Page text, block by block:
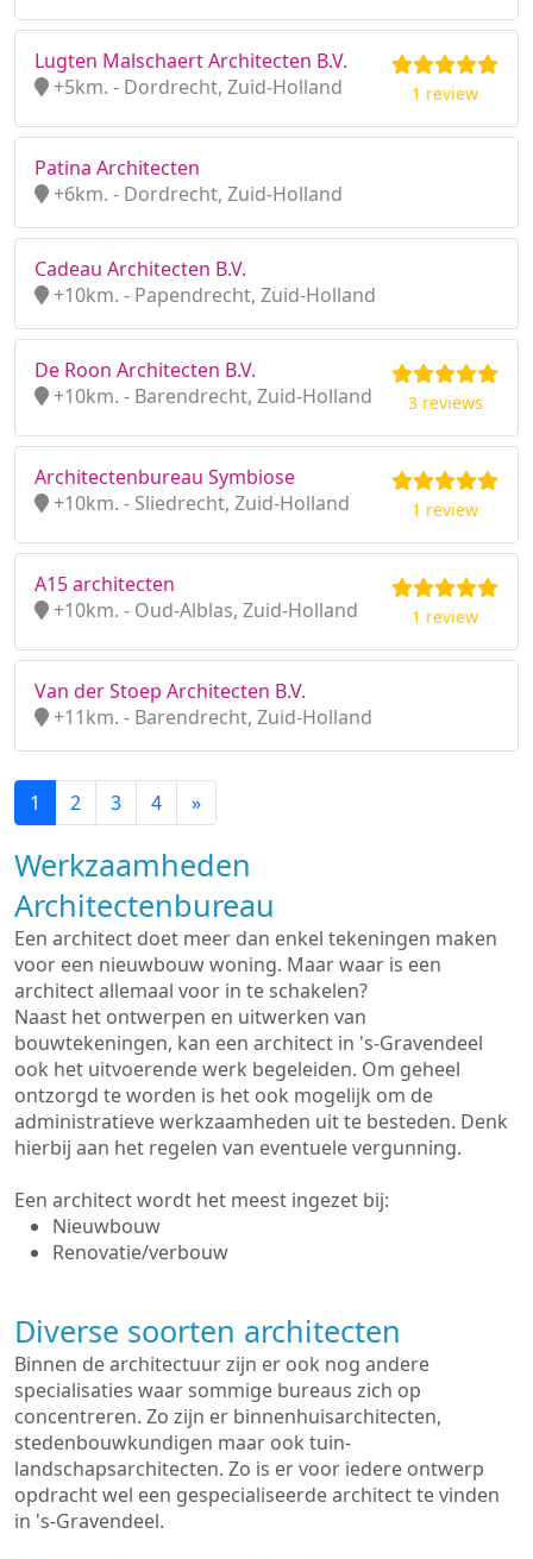
Lugten Malschaert Architecten B.V.
+5km. - Dordrecht, Zuid-Holland
1 review
Patina Architecten
+6km. - Dordrecht, Zuid-Holland
Cadeau Architecten B.V.
+10km. - Papendrecht, Zuid-Holland
De Roon Architecten B.V.
+10km. - Barendrecht, Zuid-Holland
3 reviews
Architectenbureau Symbiose
+10km. - Sliedrecht, Zuid-Holland
1 review
A15 architecten
+10km. - Oud-Alblas, Zuid-Holland
1 review
Van der Stoep Architecten B.V.
+11km. - Barendrecht, Zuid-Holland
1 2 3 4 »
Werkzaamheden
Architectenbureau
Een architect doet meer dan enkel tekeningen maken
voor een nieuwbouw woning. Maar waar is een
architect allemaal voor in te schakelen?
Naast het ontwerpen en uitwerken van
bouwtekeningen, kan een architect in 's-Gravendeel
ook het uitvoerende werk begeleiden. Om geheel
ontzorgd te worden is het ook mogelijk om de
administratieve werkzaamheden uit te besteden. Denk
hierbij aan het regelen van eventuele vergunning.
Een architect wordt het meest ingezet bij:
Nieuwbouw
Renovatie/verbouw
Diverse soorten architecten
Binnen de architectuur zijn er ook nog andere
specialisaties waar sommige bureaus zich op
concentreren. Zo zijn er binnenhuisarchitecten,
stedenbouwkundigen maar ook tuin-
landschapsarchitecten. Zo is er voor iedere ontwerp
opdracht wel een gespecialiseerde architect te vinden
in 's-Gravendeel.